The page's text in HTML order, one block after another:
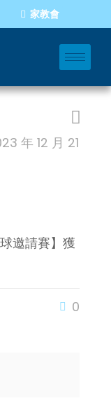
家教會
年 12 月 21
邀請賽】獲
0